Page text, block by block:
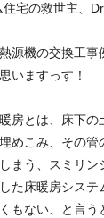
宅の救世主、
源機の交換工事
思いますっす！
房とは、床下の
めこみ、その管
まう、スミリン
た床暖房システ
もない、と言う